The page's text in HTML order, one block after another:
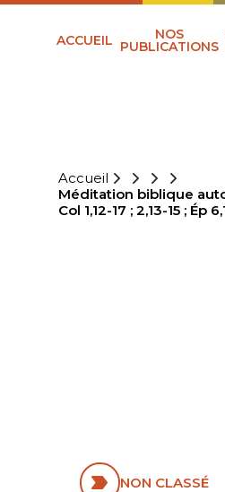
ACCUEIL NOS
PUBLICATIONS
Accueil
Méditation biblique
Col 1,12-17 ; 2,13-15 ; Ép
NON CLASSÉ